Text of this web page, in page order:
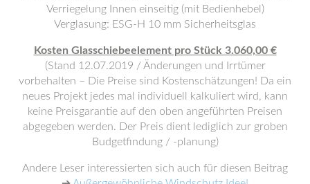
Verriegelung Innen einseitig (mit Bedienhebel)
Verglasung: ESG-H 10 mm Sicherheitsglas
Kosten Glasschiebeelement pro Stück 3.060,00 €
(Stand 12.07.2019 / Änderungen und Irrtümer
vorbehalten – Die Preise sind Kostenschätzungen! Da ein
neues Projekt jedes mal individuell kalkuliert wird, kann
keine Preisgarantie auf den oben angeführten Preisen
abgegeben werden. Der Preis dient lediglich zur groben
Budgetfindung / -planung)
Andere Leser interessierten sich auch für diesen Beitrag